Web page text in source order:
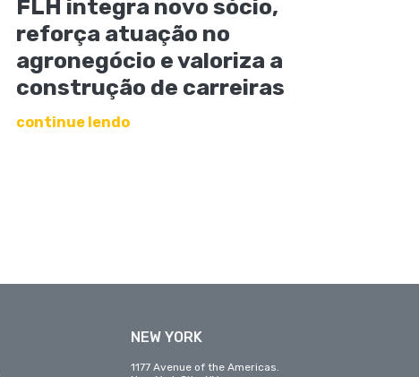
FLH integra novo sócio,
reforça atuação no
agronegócio e valoriza a
construção de carreiras
continue lendo
NEW YORK
1177 Avenue of the Americas.